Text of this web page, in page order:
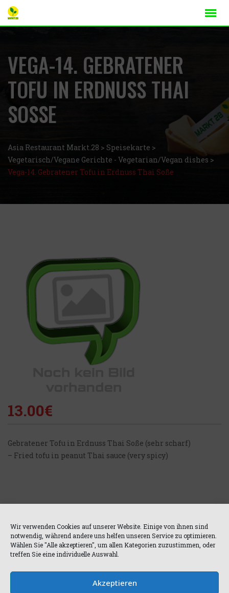
Wir verwenden Cookies auf unserer Website. Einige von ihnen sind
notwendig, während andere uns helfen unseren Service zu optimieren.
Wählen Sie "Alle akzeptieren", um allen Kategorien zuzustimmen, oder
treffen Sie eine individuelle Auswahl.
Akzeptieren
VEGA-14. GEBRATENER
TOFU IN ERDNUSS THAI
SOSSE
Asia Restaurant Markt.28 > Speisekarte >
Vegetarisch/Vegane Gerichte - Vegetarian/Vegan dishes >
Vega-14. Gebratener Tofu in Erdnuss Thai Soße
13.00€
Gebratener Tofu in Erdnuss Thai Soße (sehr scharf)
– Fried tofu in peanut Thai sauce (very spicy)
MENÜ